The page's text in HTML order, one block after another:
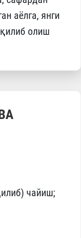
аёлга, янги
олиш
чайиш;